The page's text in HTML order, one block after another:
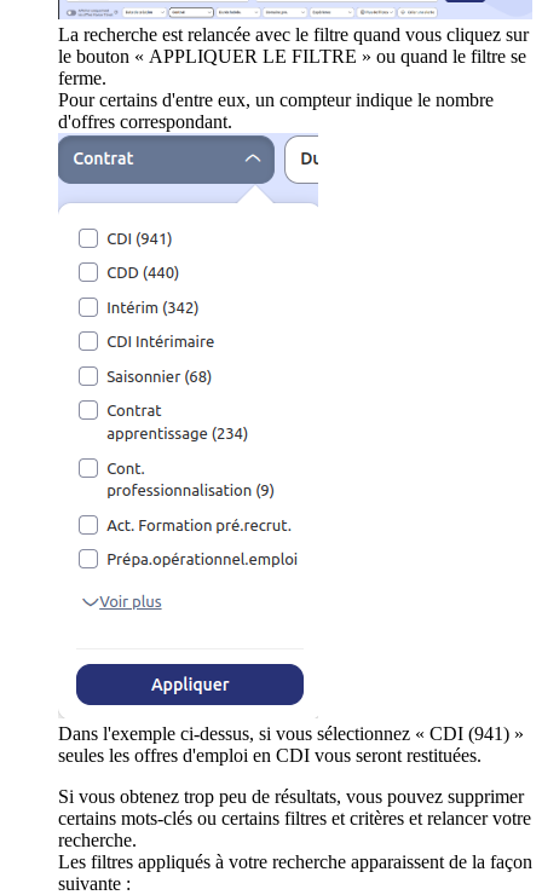
La recherche est relancée avec le filtre quand vous cliquez sur
le bouton « APPLIQUER LE FILTRE » ou quand le filtre se
ferme.
Pour certains d'entre eux, un compteur indique le nombre
d'offres correspondant.
Dans l'exemple ci-dessus, si vous sélectionnez « CDI (941) »
seules les offres d'emploi en CDI vous seront restituées.
Si vous obtenez trop peu de résultats, vous pouvez supprimer
certains mots-clés ou certains filtres et critères et relancer votre
recherche.
Les filtres appliqués à votre recherche apparaissent de la façon
suivante :